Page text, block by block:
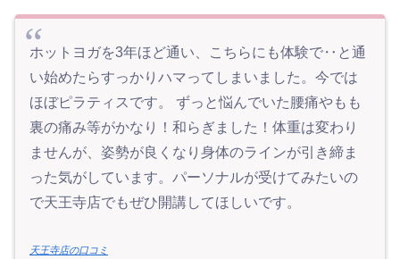
ホットヨガを3年ほど通い、こちらにも体験で‥と通
い始めたらすっかりハマってしまいました。今では
ほぼピラティスです。 ずっと悩んでいた腰痛やもも
裏の痛み等がかなり！和らぎました！体重は変わり
ませんが、姿勢が良くなり身体のラインが引き締ま
った気がしています。パーソナルが受けてみたいの
で天王寺店でもぜひ開講してほしいです。
天王寺店の口コミ